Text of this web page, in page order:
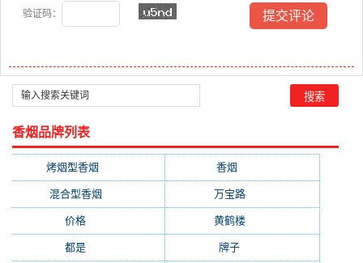
验证码：
香烟品牌列表
烤烟型香烟 香烟
混合型香烟 万宝路(331)
价格 黄鹤楼(315)
都是 牌子